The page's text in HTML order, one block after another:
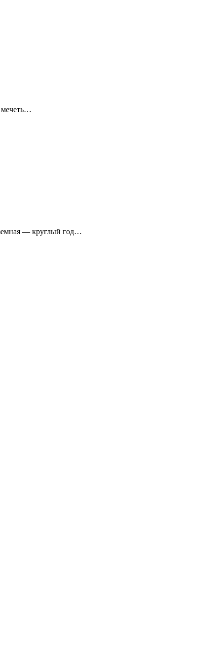
мечеть…
— круглый год…